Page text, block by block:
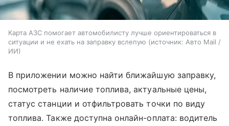
Карта АЗС помогает автомобилисту лучше ориентироваться в
ситуации и не ехать на заправку вслепую
источник: Авто Mail /
ИИ
В приложении можно найти ближайшую заправку,
посмотреть наличие топлива, актуальные цены,
статус станции и отфильтровать точки по виду
топлива. Также доступна онлайн-оплата: водитель